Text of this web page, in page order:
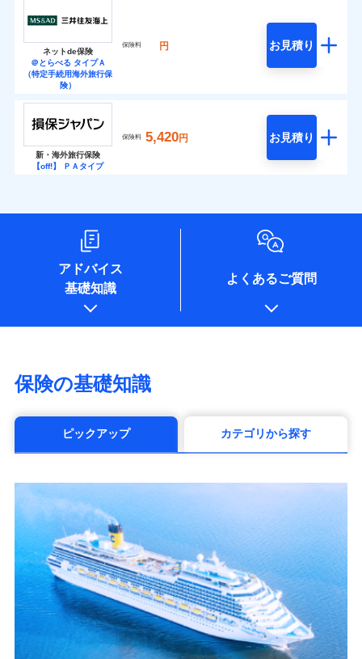
ネットde保険
＠とらべる タイプＡ
（特定手続用海外旅行保
険）
保険料 円 お見積り
新・海外旅行保険
【off!】 ＰＡタイプ
保険料 5,420円 お見積り
アドバイス
基礎知識
よくあるご質問
保険の基礎知識
ピックアップ カテゴリから探す